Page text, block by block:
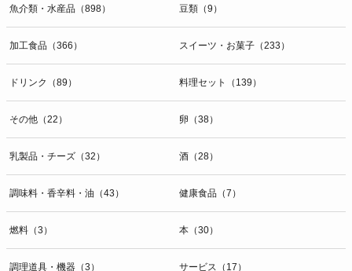
個人情報の提供は任意と致しますが、当社が依頼する情報の提供がな
い場合、内容が正確でない場合はサービスの提供やご対応等に支障を
きたす可能性がございますのでご了承下さい。
スログ、Cookie（クッキー）等を用いて管理しています。これらに
は、お客様のお名前、ご住所、電話番号、電子メールアドレスなど、
お客様を特定する個人情報は一切含まれておりません。
個人情報に関する問合わせ窓口
〒106-0044 東京都港区東麻布一丁目２７番１号 東麻布食文化ビル４
ＦＡＸ：047-401-6847
魚介類・水産品（898） 豆類（9）
加工食品（366） スイーツ・お菓子（233）
ドリンク（89） 料理セット（139）
その他（22） 卵（38）
乳製品・チーズ（32） 酒（28）
調味料・香辛料・油（43） 健康食品（7）
燃料（3） 本（30）
調理道具・機器（3） サービス（17）